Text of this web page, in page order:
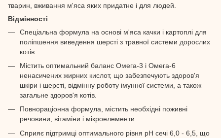
тварин, вживання м'яса яких придатне і для людей.
Відмінності
Спеціальна формула на основі м'яса качки і картоплі для
поліпшення виведення шерсті з травної системи дорослих
котів
Містить оптимальний баланс Омега-3 і Омега-6
ненасичених жирних кислот, що забезпечують здоров'я
шкіри і шерсті, відмінну роботу імунної системи, а також
загальне здоров'я котів.
Повнораціонна формула, містить необхідні поживні
речовини, вітаміни і мікроелементи
Сприяє підтримці оптимального рівня pH сечі 6,0 - 6,5, що